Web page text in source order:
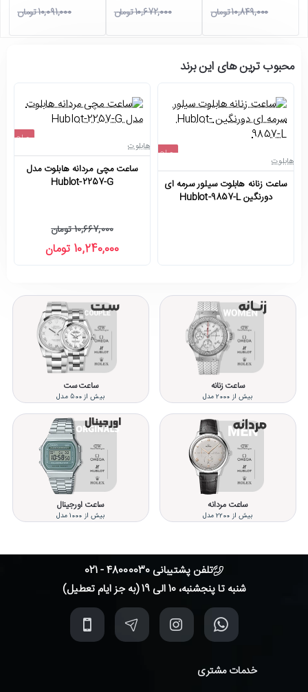
10,849,000 تومان 10,672,000 تومان 10,091,000 تومان
محبوب ترین های این برند
حراج
اتمام موجودی
هابلوت
ساعت زنانه هابلوت سیلور سرمه ای
دورنگین Hublot-9857-L
حراج
-4%
هابلوت
ساعت مچی مردانه هابلوت مدل
Hublot-2257-G
10,240,000 تومان
10,667,000 تومان
ساعت زنانه
بیش از 2000 مدل
ساعت ست
بیش از 500 مدل
ساعت مردانه
بیش از 2200 مدل
ساعت اورجینال
بیش از 1000 مدل
تلفن پشتیبانی 48000030 - 021
شنبه تا پنجشنبه، 10 الی 19 (به جز ایام تعطیل)
خدمات مشتری